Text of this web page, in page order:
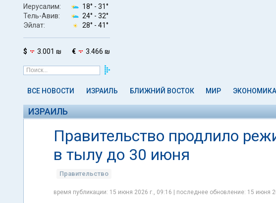
Иерусалим: 18° - 31°
Тель-Авив:
24° - 32°
Эйлат:
28° - 41°
$ 3.001 ₪ € 3.466 ₪
ВСЕ НОВОСТИ ИЗРАИЛЬ БЛИЖНИЙ ВОСТОК МИР ЭКОНОМИКА
ИЗРАИЛЬ
Правительство продлило
в тылу до 30 июня
Правительство
время публикации: 15 июня 2026 г., 09:16 | последнее обновление: 15 июня